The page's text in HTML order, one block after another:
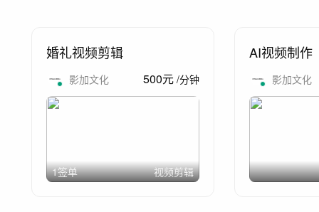
婚礼视频剪辑
影加文化 500元 /分钟
1签单 视频剪辑
AI视频制作
影加文化